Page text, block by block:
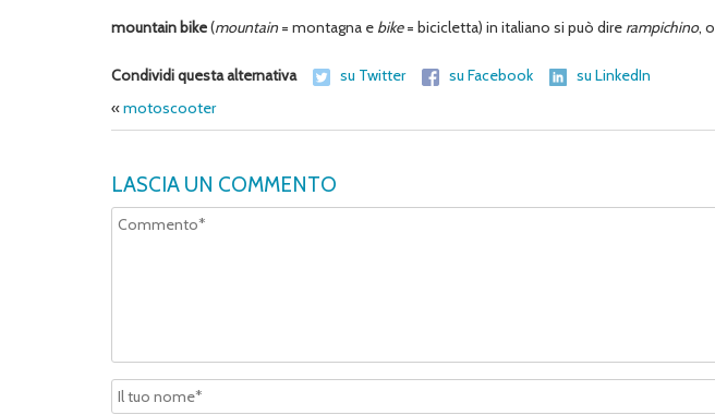
mountain bike(mountain = montagna e bike= bicicletta) in italiano si può dire rampichino, o
Condividi questa alternativa su Twitter su Facebook
su LinkedIn
«motoscooter
LASCIA UN COMMENTO